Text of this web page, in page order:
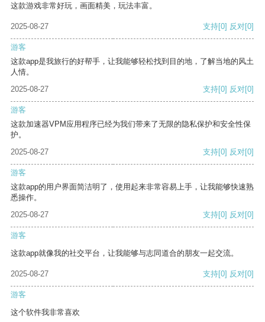
这款游戏非常好玩，画面精美，玩法丰富。
2025-08-27 支持[0] 反对[0]
游客
这款app是我旅行的好帮手，让我能够轻松找到目的地，了解当地的风土
人情。
2025-08-27
支持[0] 反对[0]
游客
这款加速器VPM应用程序已经为我们带来了无限的隐私保护和安全性保
护。
2025-08-27
支持[0] 反对[0]
游客
这款app的用户界面简洁明了，使用起来非常容易上手，让我能够快速熟
悉操作。
2025-08-27
支持[0] 反对[0]
游客
这款app就像我的社交平台，让我能够与志同道合的朋友一起交流。
2025-08-27 支持[0] 反对[0]
游客
这个软件我非常喜欢